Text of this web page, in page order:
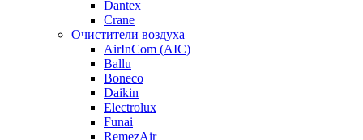
Dantex
Crane
Очистители воздуха
AirInCom (AIC)
Ballu
Boneco
Daikin
Electrolux
Funai
RemezAir